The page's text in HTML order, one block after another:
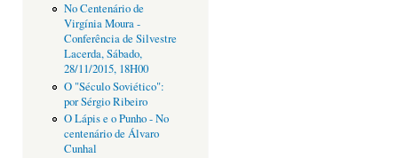
No Centenário de
Virgínia Moura -
Conferência de Silvestre
Lacerda, Sábado,
28/11/2015, 18H00
O "Século Soviético":
por Sérgio Ribeiro
O Lápis e o Punho - No
centenário de Álvaro
Cunhal